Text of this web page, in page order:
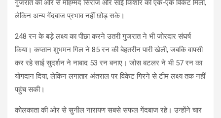
गुजरात की ओर से मोहम्मद सिराज और साई किशोर को एक-एक विकेट मिला,
लेकिन अन्य गेंदबाज प्रभाव नहीं छोड़ सके।
248 रन के बड़े लक्ष्य का पीछा करने उतरी गुजरात ने भी जोरदार संघर्ष
किया। कप्तान शुभमन गिल ने 85 रन की बेहतरीन पारी खेली, जबकि वापसी
कर रहे साई सुदर्शन ने नाबाद 53 रन बनाए। जोस बटलर ने भी 57 रन का
योगदान दिया, लेकिन लगातार अंतराल पर विकेट गिरने से टीम लक्ष्य तक नहीं
पहुंच सकी।
कोलकाता की ओर से सुनील नारायण सबसे सफल गेंदबाज रहे। उन्होंने चार